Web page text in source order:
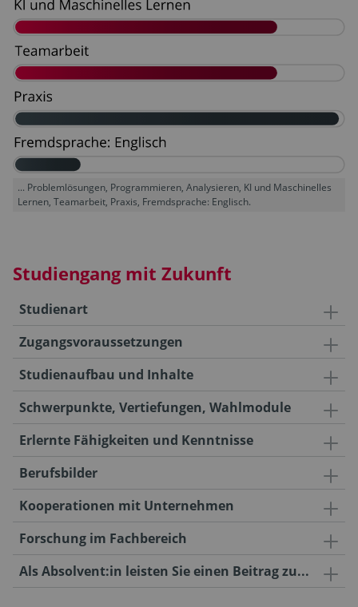
... Problemlösungen, Programmieren, Analysieren, KI und Maschinelles
Lernen, Teamarbeit, Praxis, Fremdsprache: Englisch.
Studiengang mit Zukunft
Studienart
Zugangsvoraussetzungen
Studienaufbau und Inhalte
Schwerpunkte, Vertiefungen, Wahlmodule
Erlernte Fähigkeiten und Kenntnisse
Berufsbilder
Kooperationen mit Unternehmen
Forschung im Fachbereich
Als Absolvent:in leisten Sie einen Beitrag zu...